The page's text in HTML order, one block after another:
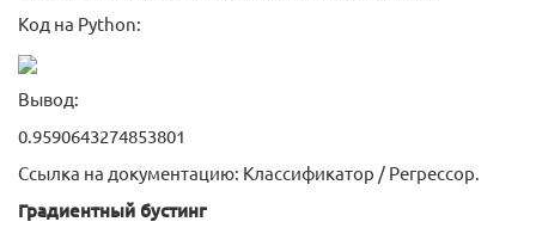
Код на Python:
Вывод:
0.9590643274853801
Ссылка на документацию: Классификатор / Регрессор.
Градиентный бустинг